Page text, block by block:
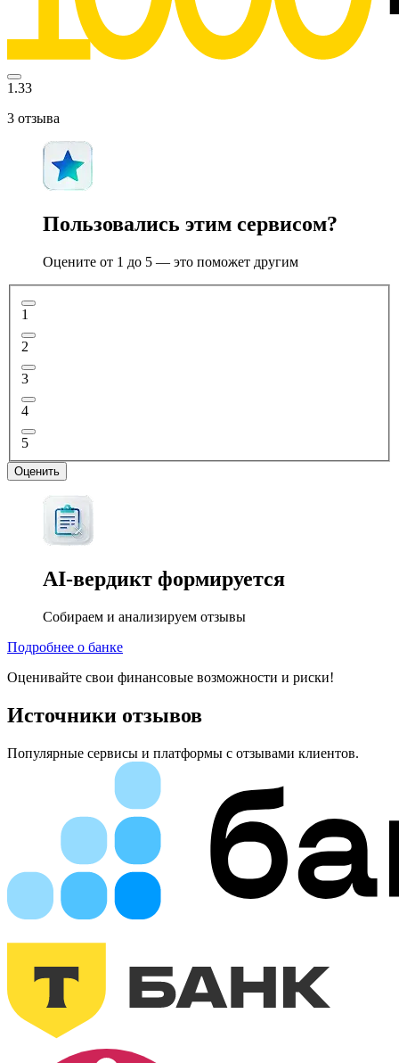
1.33
3 отзыва
Пользовались этим сервисом?
Оцените от 1 до 5 — это поможет другим
1
2
3
4
5
Оценить
AI-вердикт формируется
Собираем и анализируем отзывы
Подробнее о банке
Оценивайте свои финансовые возможности и риски!
Источники отзывов
Популярные сервисы и платформы с отзывами клиентов.